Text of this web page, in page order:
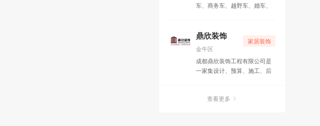
车、商务车、越野车、婚车、
家居装饰
鼎欣装饰
金牛区
成都鼎欣装饰工程有限公司是
一家集设计、预算、施工、后
查看更多